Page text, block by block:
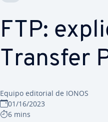
FTP:
Transfer
Equipo editorial de IONOS
01/16/2023
6 mins